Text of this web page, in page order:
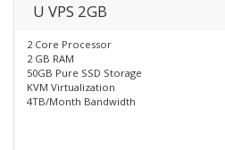
U VPS 2GB
2 Core Processor
2 GB RAM
50GB Pure SSD Storage
KVM Virtualization
4TB/Month Bandwidth